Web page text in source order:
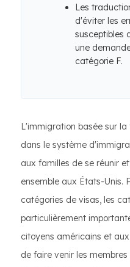
Les
d'éviter les
susceptibles
une
catégorie F.
L'immigration basée sur
dans le système
aux familles de se réunir
ensemble aux États-Unis.
catégories de visas, les
particulièrement
citoyens américains et
de faire venir les